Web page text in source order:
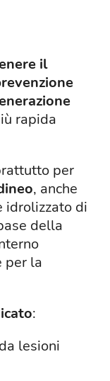
il
rapida
per
, anche
idrolizzato di
della
per la
:
lesioni